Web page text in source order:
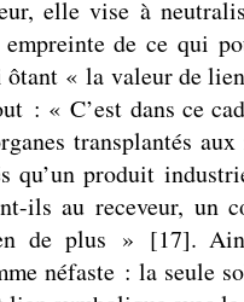
elle vise à
empreinte de ce qui
« la valeur de
: « C’est dans ce
transplantés
qu’un produit
ils au receveur, un
de plus » [17].
néfaste : la seule